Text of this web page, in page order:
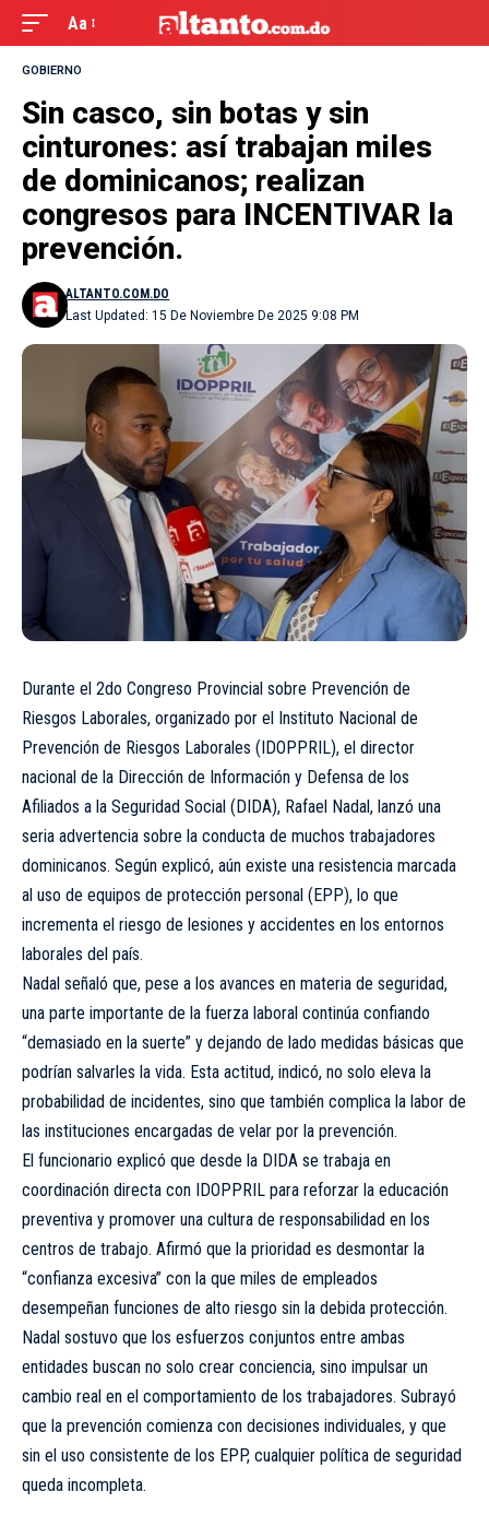
Aa
GOBIERNO
Sin casco, sin botas y sin
cinturones: así trabajan miles
de dominicanos; realizan
congresos para INCENTIVAR la
prevención.
Last Updated: 15 De Noviembre De 2025 9:08 PM
ALTANTO.COM.DO
Durante el 2do Congreso Provincial sobre Prevención de
Riesgos Laborales, organizado por el Instituto Nacional de
Prevención de Riesgos Laborales (IDOPPRIL), el director
nacional de la Dirección de Información y Defensa de los
Afiliados a la Seguridad Social (DIDA), Rafael Nadal, lanzó una
seria advertencia sobre la conducta de muchos trabajadores
dominicanos. Según explicó, aún existe una resistencia marcada
al uso de equipos de protección personal (EPP), lo que
incrementa el riesgo de lesiones y accidentes en los entornos
laborales del país.
Nadal señaló que, pese a los avances en materia de seguridad,
una parte importante de la fuerza laboral continúa confiando
“demasiado en la suerte” y dejando de lado medidas básicas que
podrían salvarles la vida. Esta actitud, indicó, no solo eleva la
probabilidad de incidentes, sino que también complica la labor de
las instituciones encargadas de velar por la prevención.
El funcionario explicó que desde la DIDA se trabaja en
coordinación directa con IDOPPRIL para reforzar la educación
preventiva y promover una cultura de responsabilidad en los
centros de trabajo. Afirmó que la prioridad es desmontar la
“confianza excesiva” con la que miles de empleados
desempeñan funciones de alto riesgo sin la debida protección.
Nadal sostuvo que los esfuerzos conjuntos entre ambas
entidades buscan no solo crear conciencia, sino impulsar un
cambio real en el comportamiento de los trabajadores. Subrayó
que la prevención comienza con decisiones individuales, y que
sin el uso consistente de los EPP, cualquier política de seguridad
queda incompleta.